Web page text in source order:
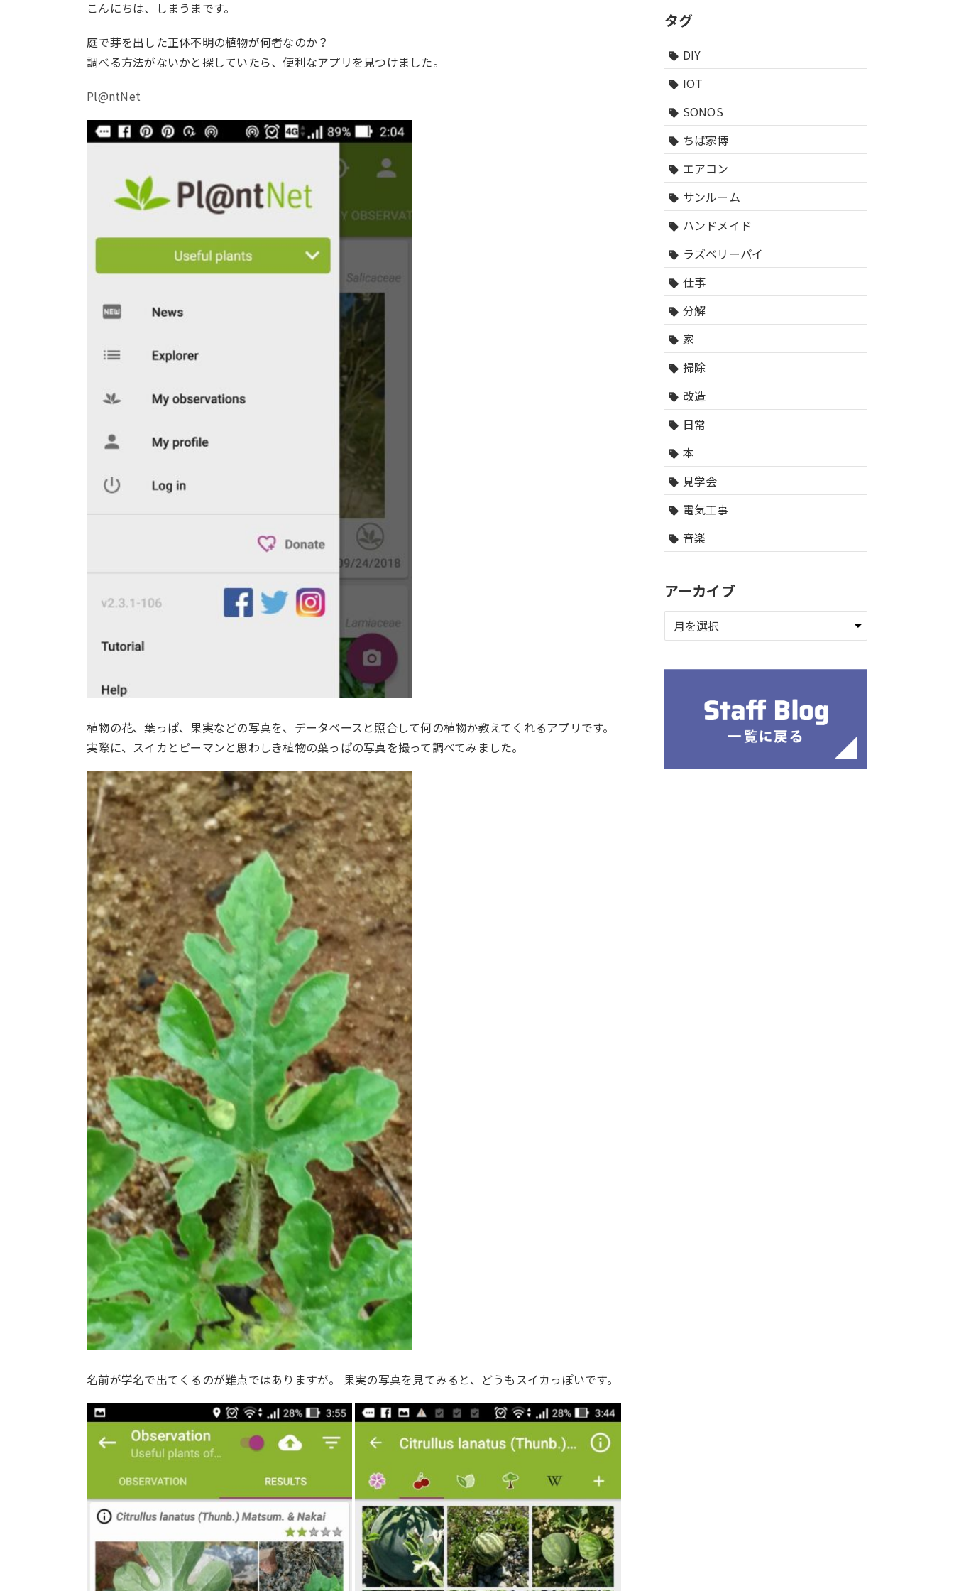
こんにちは、しまうまです。
庭で芽を出した正体不明の植物が何者なのか？
調べる方法がないかと探していたら、便利なアプリを見つけました。
Pl@ntNet
植物の花、葉っぱ、果実などの写真を、データベースと照合して何の植物か教えてくれるアプリです。
実際に、スイカとピーマンと思わしき植物の葉っぱの写真を撮って調べてみました。
名前が学名で出てくるのが難点ではありますが。 果実の写真を見てみると、どうもスイカっぽいです。
タグ
sell DIY
sell IOT
sell SONOS
sell ちば家博
sell エアコン
sell サンルーム
sell ハンドメイド
sell ラズベリーパイ
sell 仕事
sell 分解
sell 家
sell 掃除
sell 改造
sell 日常
sell 本
sell 見学会
sell 電気工事
sell 音楽
アーカイブ